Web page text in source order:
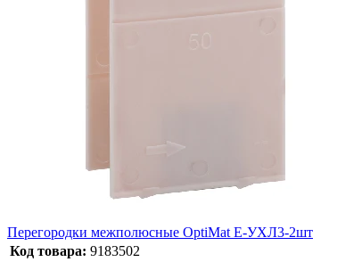
Перегородки межполюсные OptiMat E-УХЛ3-2шт
Код товара: 9183502